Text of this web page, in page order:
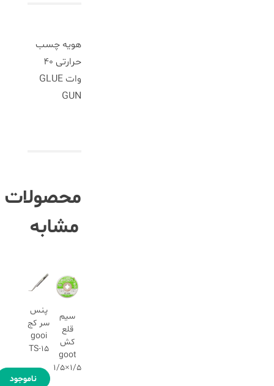
هویه چسب
حرارتی 40
وات GLUE
GUN
محصولات
مشابه
سیم
قلع
کش
goot
1/5×1/5
پنس
سر کج
gooi
TS-15
ناموجود